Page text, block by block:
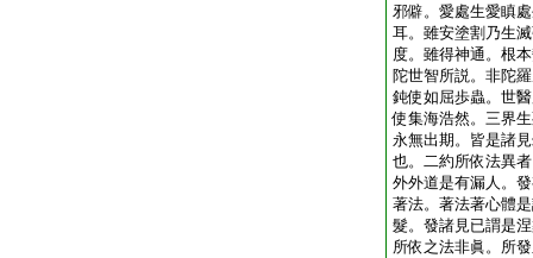
邪僻。愛處生愛瞋
耳。雖安塗割乃生
度。雖得神通。根
陀世智所説。非陀
鈍使如屈歩蟲。世
使集海浩然。三界
永無出期。皆是諸
也。二約所依法異
外外道是有漏人。
著法。著法著心體
髮。發諸見已謂是
所依之法非眞。所